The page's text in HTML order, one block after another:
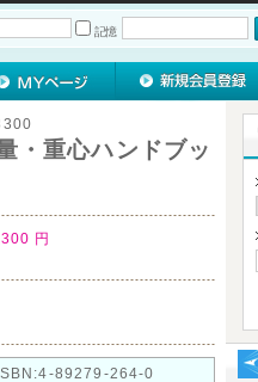
記憶
・重心ハンドブッ
円
89279-264-0